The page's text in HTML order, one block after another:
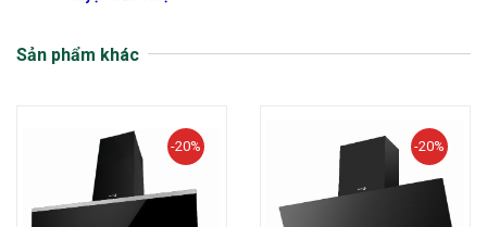
Sản phẩm khác
-20% -20%